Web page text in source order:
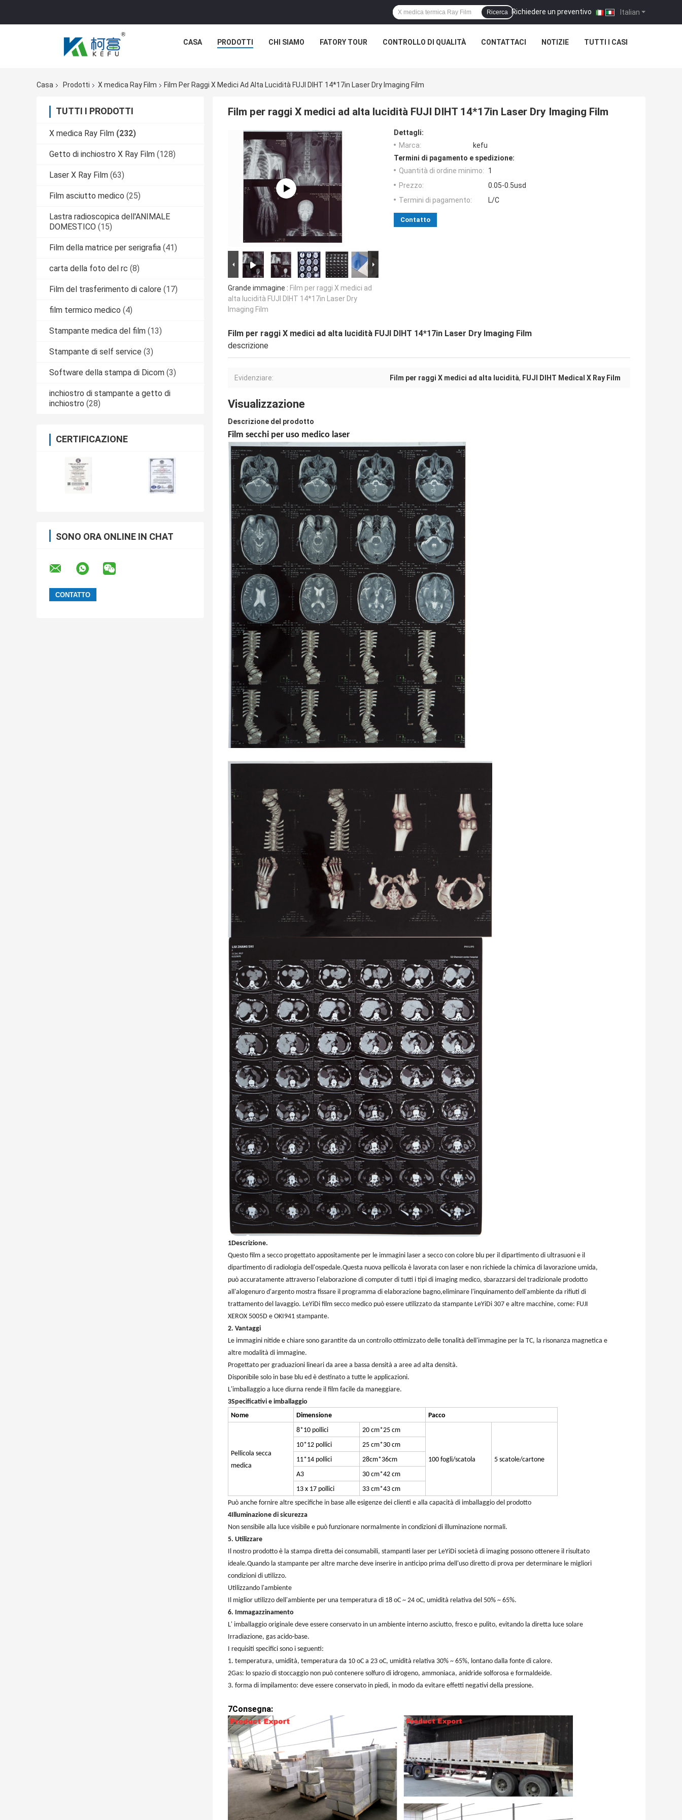
Italian
Richiedere un preventivo |
Ricerca
CASA PRODOTTI CHI SIAMO FATORY TOUR CONTROLLO DI QUALITÀ CONTATTACI NOTIZIE TUTTI I CASI
Casa Prodotti X medica Ray Film Film Per Raggi X Medici Ad Alta Lucidità FUJI DIHT 14*17in Laser Dry Imaging Film
TUTTI I PRODOTTI
X medica Ray Film (232)
Getto di inchiostro X Ray Film (128)
Laser X Ray Film (63)
Film asciutto medico (25)
Lastra radioscopica dell'ANIMALE
DOMESTICO (15)
Film della matrice per serigrafia (41)
carta della foto del rc (8)
Film del trasferimento di calore (17)
film termico medico (4)
Stampante medica del film (13)
Stampante di self service (3)
Software della stampa di Dicom (3)
inchiostro di stampante a getto di
inchiostro (28)
CERTIFICAZIONE
SONO ORA ONLINE IN CHAT
Film per raggi X medici ad alta lucidità FUJI DIHT 14*17in Laser Dry Imaging Film
Grande immagine : Film per raggi X medici ad
alta lucidità FUJI DIHT 14*17in Laser Dry
Imaging Film
Dettagli:
Marca:
kefu
Termini di pagamento e spedizione:
Quantità di ordine minimo:
1
Prezzo:
0.05-0.5usd
Termini di pagamento:
L/C
Contatto
Film per raggi X medici ad alta lucidità FUJI DIHT 14*17in Laser Dry Imaging Film
descrizione
Evidenziare: Film per raggi X medici ad alta lucidità, FUJI DIHT Medical X Ray Film
Visualizzazione
Descrizione del prodotto
Film secchi per uso medico laser
1Descrizione.
Questo film a secco progettato appositamente per le immagini laser a secco con colore blu per il dipartimento di ultrasuoni e il
dipartimento di radiologia dell'ospedale.Questa nuova pellicola è lavorata con laser e non richiede la chimica di lavorazione umida,
può accuratamente attraverso l'elaborazione di computer di tutti i tipi di imaging medico, sbarazzarsi del tradizionale prodotto
all'alogenuro d'argento mostra fissare il programma di elaborazione bagno,eliminare l'inquinamento dell'ambiente da rifiuti di
trattamento del lavaggio. LeYiDi film secco medico può essere utilizzato da stampante LeYiDi 307 e altre macchine, come: FUJI
XEROX 5005D e OKI941 stampante.
2. Vantaggi
Le immagini nitide e chiare sono garantite da un controllo ottimizzato delle tonalità dell'immagine per la TC, la risonanza magnetica e
altre modalità di immagine.
Progettato per graduazioni lineari da aree a bassa densità a aree ad alta densità.
Disponibile solo in base blu ed è destinato a tutte le applicazioni.
L'imballaggio a luce diurna rende il film facile da maneggiare.
3Specificativi e imballaggio
Nome
Dimensione Pacco
Pellicola secca
medica
8*10 pollici 20 cm*25 cm
100 fogli/scatola 5 scatole/cartone
10*12 pollici
25 cm*30 cm
11*14 pollici
28cm*36cm
A3
30 cm*42 cm
13 x 17 pollici
33 cm*43 cm
Può anche fornire altre specifiche in base alle esigenze dei clienti e alla capacità di imballaggio del prodotto
4Illuminazione di sicurezza
Non sensibile alla luce visibile e può funzionare normalmente in condizioni di illuminazione normali.
5. Utilizzare
Il nostro prodotto è la stampa diretta dei consumabili, stampanti laser per LeYiDi società di imaging possono ottenere il risultato
ideale.Quando la stampante per altre marche deve inserire in anticipo prima dell'uso diretto di prova per determinare le migliori
condizioni di utilizzo.
Utilizzando l'ambiente
Il miglior utilizzo dell'ambiente per una temperatura di 18 oC ~ 24 oC, umidità relativa del 50% ~ 65%.
6. Immagazzinamento
L' imballaggio originale deve essere conservato in un ambiente interno asciutto, fresco e pulito, evitando la diretta luce solare
Irradiazione, gas acido-base.
I requisiti specifici sono i seguenti:
1. temperatura, umidità, temperatura da 10 oC a 23 oC, umidità relativa 30% ~ 65%, lontano dalla fonte di calore.
2Gas: lo spazio di stoccaggio non può contenere solfuro di idrogeno, ammoniaca, anidride solforosa e formaldeide.
3. forma di impilamento: deve essere conservato in piedi, in modo da evitare effetti negativi della pressione.
7Consegna: